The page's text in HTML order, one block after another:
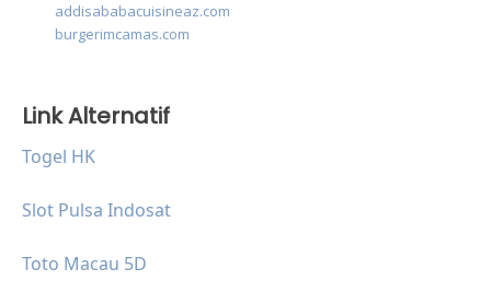
addisababacuisineaz.com
burgerimcamas.com
Link Alternatif
Togel HK
Slot Pulsa Indosat
Toto Macau 5D